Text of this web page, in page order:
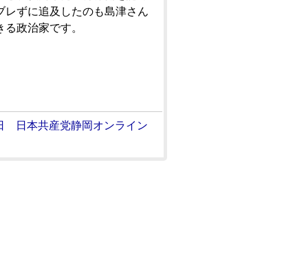
ずに追及したのも島津さん
政治家です。
日本共産党静岡オンライン